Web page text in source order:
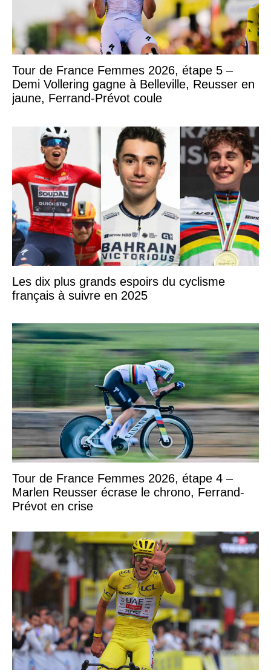
Tour de France Femmes 2026, étape 5 –
Demi Vollering gagne à Belleville, Reusser en
jaune, Ferrand-Prévot coule
Les dix plus grands espoirs du cyclisme
français à suivre en 2025
Tour de France Femmes 2026, étape 4 –
Marlen Reusser écrase le chrono, Ferrand-
Prévot en crise